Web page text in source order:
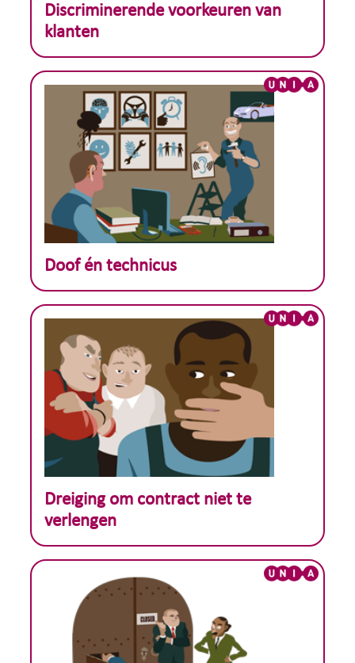
Theoretisch voorbeeld :
Discriminerende voorkeuren van
klanten
Theoretisch voorbeeld :
Doof én technicus
Theoretisch voorbeeld :
Dreiging om contract niet te
verlengen